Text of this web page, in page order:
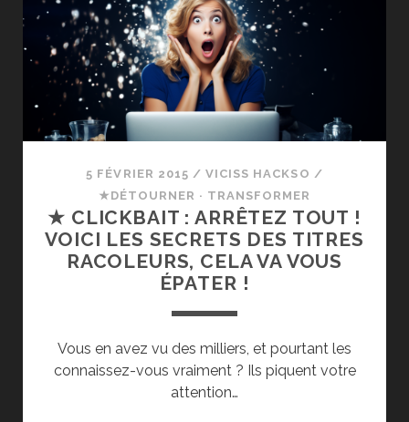
ORGANISÉE
5 FÉVRIER 2015 /VICISS HACKSO /
★DÉTOURNER · TRANSFORMER
★ CLICKBAIT : ARRÊTEZ TOUT !
VOICI LES SECRETS DES TITRES
RACOLEURS, CELA VA VOUS
ÉPATER !
Vous en avez vu des milliers, et pourtant les
connaissez-vous vraiment ? Ils piquent votre
attention…